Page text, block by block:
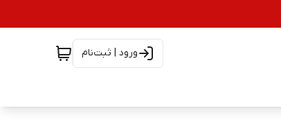
ورود | ثبت‌نام